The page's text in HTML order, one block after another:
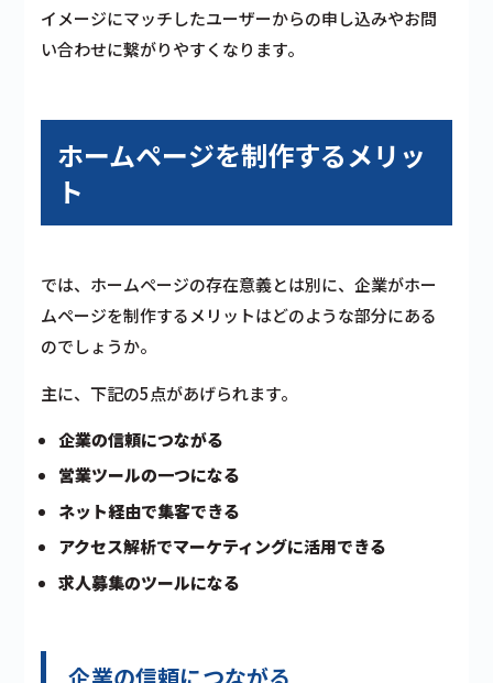
イメージにマッチしたユーザーからの申し込みやお問
い合わせに繋がりやすくなります。
ホームページを制作するメリッ
ト
では、ホームページの存在意義とは別に、企業がホー
ムページを制作するメリットはどのような部分にある
のでしょうか。
主に、下記の5点があげられます。
企業の信頼につながる
営業ツールの一つになる
ネット経由で集客できる
アクセス解析でマーケティングに活用できる
求人募集のツールになる
企業の信頼につながる